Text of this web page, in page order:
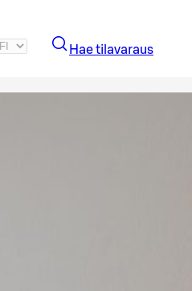
Hae tilavaraus